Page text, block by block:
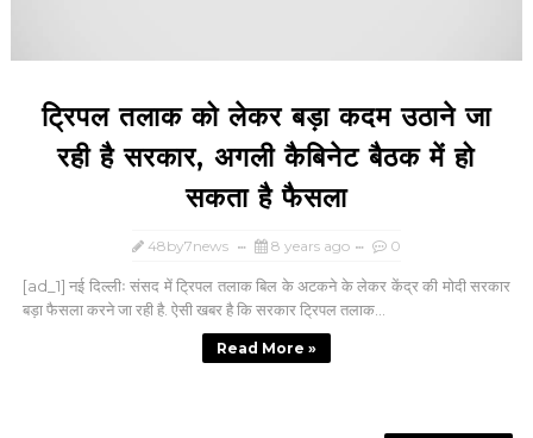
ट्रिपल तलाक को लेकर बड़ा कदम उठाने जा
रही है सरकार, अगली कैबिनेट बैठक में हो
सकता है फैसला
48by7news 8 years ago 0
[ad_1] नई दिल्लीः संसद में ट्रिपल तलाक बिल के अटकने के लेकर केंद्र की मोदी सरकार
बड़ा फैसला करने जा रही है. ऐसी खबर है कि सरकार ट्रिपल तलाक...
Read More »